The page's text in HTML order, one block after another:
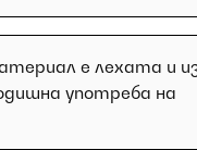
е лехата и
употреба на